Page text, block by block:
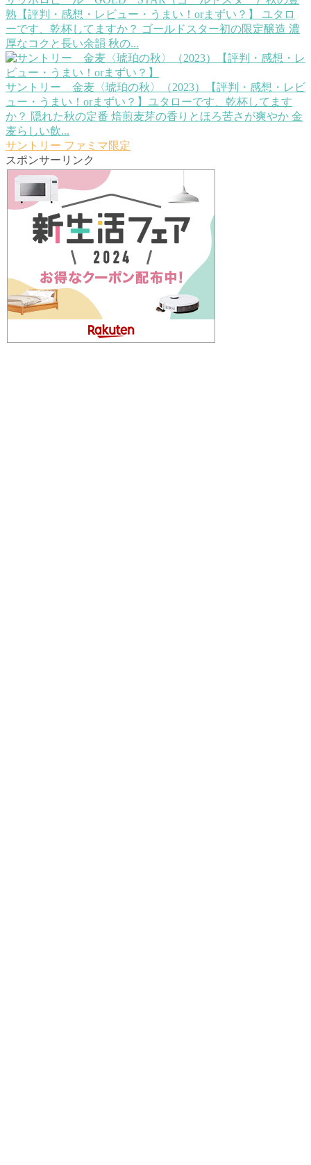
熟【評判・感想・レビュー・うまい！orまずい？】
ユタロ
ーです、乾杯してますか？ ゴールドスター初の限定醸造 濃
厚なコクと長い余韻 秋の...
サントリー 金麦〈琥珀の秋〉（2023）【評判・感想・レビ
ュー・うまい！orまずい？】 ユタローです、乾杯してます
か？ 隠れた秋の定番 焙煎麦芽の香りとほろ苦さが爽やか 金
麦らしい飲...
サントリー ファミマ限定
スポンサーリンク